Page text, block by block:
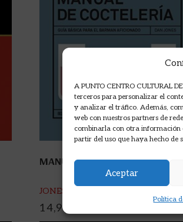
A PUNTO CENTRO CULTURAL
terceros para personalizar el
y analizar el tráfico. Además,
web con nuestros partners de
combinarla con otra información
partir del uso que haya hecho de
Aceptar
Política
MANUAL DE COCTELERÍA
JONES, DAN
14,96